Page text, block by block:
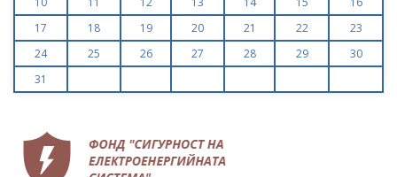
17
18 19 20 21 22
23
24
25 26 27 28 29
30
31